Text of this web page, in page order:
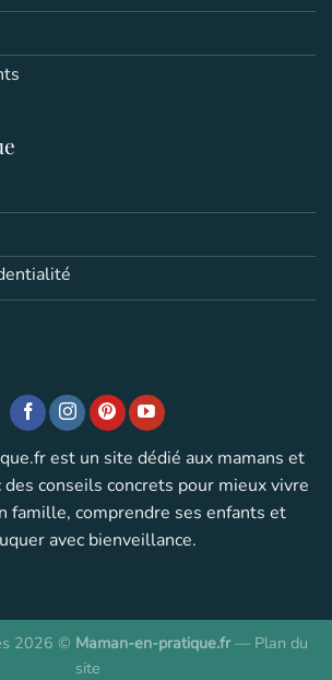
est un site dédié aux mamans et
des conseils concrets pour mieux vivre
famille, comprendre ses enfants et
avec bienveillance.
2026 © Maman-en-pratique.fr— Plan du
site